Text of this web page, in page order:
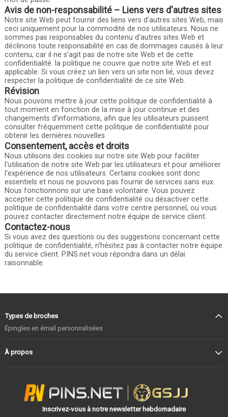
Avis de non-responsabilité – Liens vers d'autres sites
Notre site Web peut fournir des liens vers d'autres sites Web, mais
ceci uniquement pour la commodité de nos utilisateurs. Nous ne
sommes pas responsables du contenu d'autres sites Web et
déclinons toute responsabilité en cas de dommages causés à leur
contenu, car il ne s'agit pas de notre site Web et de cette
confidentialité. la politique ne couvre que notre site Web et est
applicable. Si vous créez un lien vers un site non lié, vous devez
respecter la politique de confidentialité de ce site Web.
Révision
Nous pouvons mettre à jour cette politique de confidentialité à
tout moment en fonction de la mise à jour continue et des
changements d'informations, afin que les utilisateurs puissent
consulter fréquemment cette politique de confidentialité pour
obtenir les dernières nouvelles.
Consentement, accès et droits
Nous utilisons des cookies sur notre site Web pour faciliter
l'utilisation de notre site Web par les utilisateurs et pour améliorer
l'expérience de nos utilisateurs. Certains cookies sont donc
essentiels et nous ne pouvons pas fournir de services sans eux.
Nous fonctionnons sur une base volontaire. Vous pouvez
accepter cette politique de confidentialité ou désactiver cette
politique de confidentialité dans votre centre personnel, ou vous
pouvez contacter directement notre équipe de service client.
Contactez-nous
Si vous avez des questions ou des suggestions concernant cette
politique de confidentialité, n'hésitez pas à contacter notre équipe
du service client. PINS.net vous répondra dans un délai
raisonnable.
Types de broches
Épingles en émail personnalisées
À propos
Inscrivez-vous à notre newsletter hebdomadaire